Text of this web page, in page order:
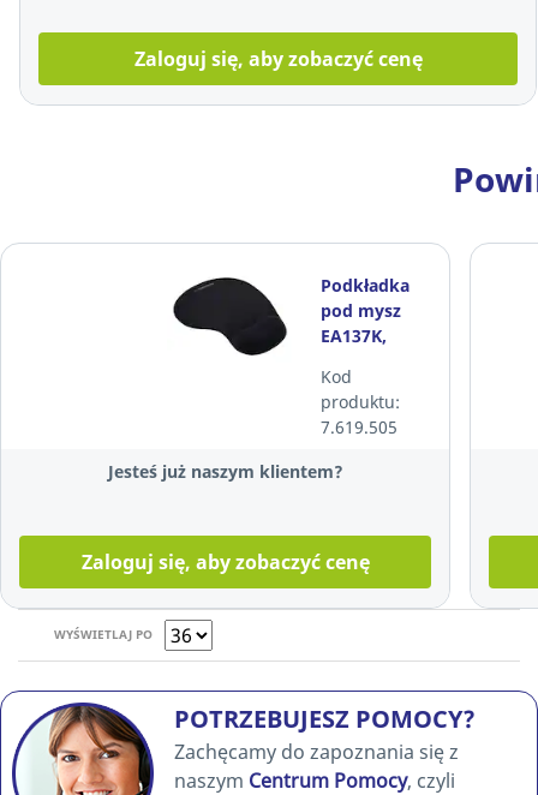
Zaloguj się, aby zobaczyć cenę
Podkładka
pod mysz
EA137K,
czarna
Kod
produktu:
7.619.505
Jesteś już naszym klientem?
Zaloguj się, aby zobaczyć cenę
WYŚWIETLAJ PO
POTRZEBUJESZ POMOCY?
Zachęcamy do zapoznania się z
naszym Centrum Pomocy, czyli